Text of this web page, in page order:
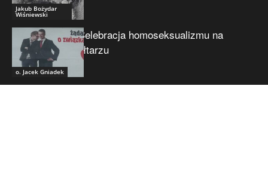
Jakub Bożydar
Wiśniewski
o. Jacek Gniadek
Celebracja homoseksualizmu na
ołtarzu